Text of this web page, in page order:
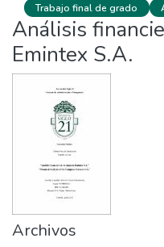
Trabajo final de grado
Análisis
Emintex S.A.
Archivos